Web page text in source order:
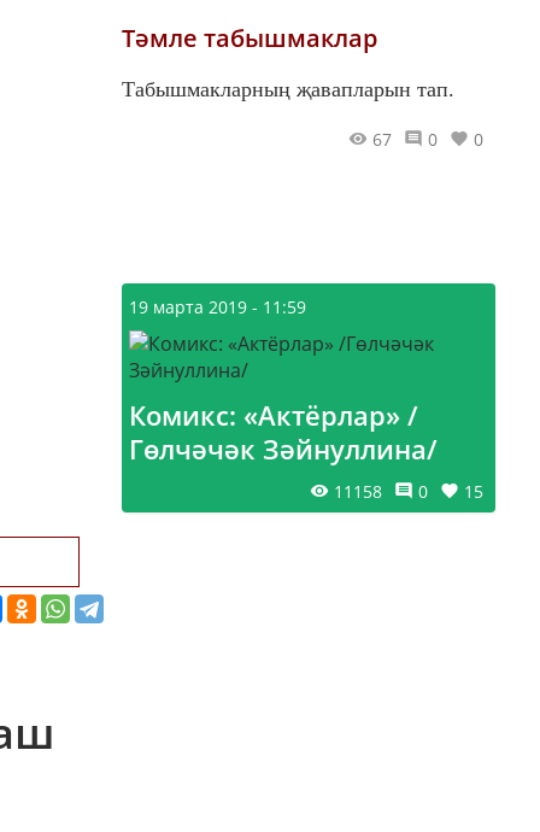
Тәмле табышмаклар
Табышмакларның җавапларын тап.
67 0 0
19 марта 2019 - 11:59
Комикс: «Актёрлар» /
Гөлчәчәк Зәйнуллина/
11158 0 15